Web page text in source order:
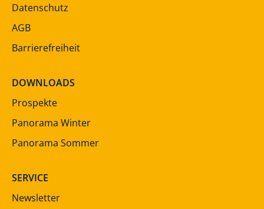
Datenschutz
AGB
Barrierefreiheit
DOWNLOADS
Prospekte
Panorama Winter
Panorama Sommer
SERVICE
Newsletter